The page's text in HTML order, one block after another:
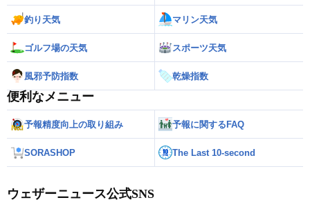
釣り天気 マリン天気
ゴルフ場の天気 スポーツ天気
風邪予防指数 乾燥指数
便利なメニュー
予報精度向上の取り組み 予報に関するFAQ
SORASHOP The Last 10-second
ウェザーニュース公式SNS